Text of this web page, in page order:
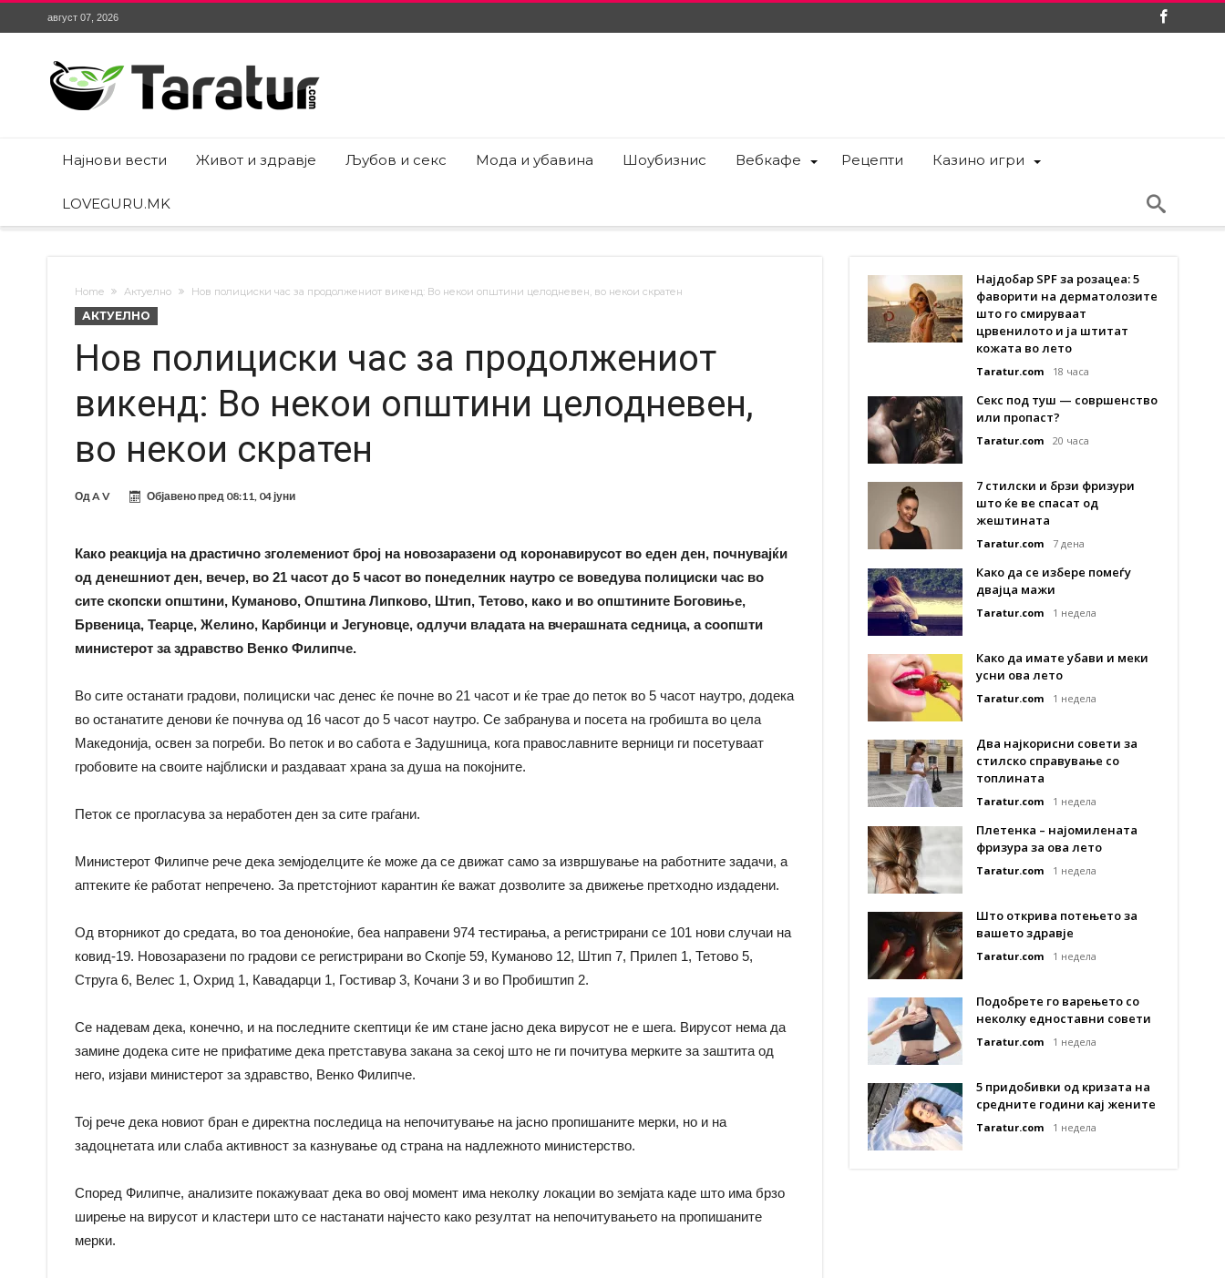
август 07, 2026
Најнови вести Живот и здравје Љубов и секс Мода и убавина Шоубизнис Вебкафе Рецепти Казино игри
LOVEGURU.MK
Home Актуелно Нов полициски час за продолжениот викенд: Во некои општини целодневен, во некои скратен
АКТУЕЛНО
Нов полициски час за продолжениот
викенд: Во некои општини целодневен,
во некои скратен
ОдA V Објавено пред 08:11, 04 јуни
Како реакција на драстично зголемениот број на новозаразени од коронавирусот во еден ден, почнувајќи
од денешниот ден, вечер, во 21 часот до 5 часот во понеделник наутро се воведува полициски час во
сите скопски општини, Куманово, Општина Липково, Штип, Тетово, како и во општините Боговиње,
Брвеница, Теарце, Желино, Карбинци и Јегуновце, одлучи владата на вчерашната седница, а соопшти
министерот за здравство Венко Филипче.
Во сите останати градови, полициски час денес ќе почне во 21 часот и ќе трае до петок во 5 часот наутро, додека
во останатите денови ќе почнува од 16 часот до 5 часот наутро. Се забранува и посета на гробишта во цела
Македонија, освен за погреби. Во петок и во сабота е Задушница, кога православните верници ги посетуваат
гробовите на своите најблиски и раздаваат храна за душа на покојните.
Петок се прогласува за неработен ден за сите граѓани.
Министерот Филипче рече дека земјоделците ќе може да се движат само за извршување на работните задачи, а
аптеките ќе работат непречено. За претстојниот карантин ќе важат дозволите за движење претходно издадени.
Од вторникот до средата, во тоа деноноќие, беа направени 974 тестирања, а регистрирани се 101 нови случаи на
ковид-19. Новозаразени по градови се регистрирани во Скопје 59, Куманово 12, Штип 7, Прилеп 1, Тетово 5,
Струга 6, Велес 1, Охрид 1, Кавадарци 1, Гостивар 3, Кочани 3 и во Пробиштип 2.
Се надевам дека, конечно, и на последните скептици ќе им стане јасно дека вирусот не е шега. Вирусот нема да
замине додека сите не прифатиме дека претставува закана за секој што не ги почитува мерките за заштита од
него, изјави министерот за здравство, Венко Филипче.
Тој рече дека новиот бран е директна последица на непочитување на јасно пропишаните мерки, но и на
задоцнетата или слаба активност за казнување од страна на надлежното министерство.
Според Филипче, анализите покажуваат дека во овој момент има неколку локации во земјата каде што има брзо
ширење на вирусот и кластери што се настанати најчесто како резултат на непочитувањето на пропишаните
мерки.
Најдобар SPF за розацеа: 5
фаворити на дерматолозите
што го смируваат
црвенилото и ја штитат
кожата во лето
Taratur.com 18 часа
Секс под туш — совршенство
или пропаст?
Taratur.com 20 часа
7 стилски и брзи фризури
што ќе ве спасат од
жештината
Taratur.com 7 дена
Како да се избере помеѓу
двајца мажи
Taratur.com 1 недела
Како да имате убави и меки
усни ова лето
Taratur.com 1 недела
Два најкорисни совети за
стилско справување со
топлината
Taratur.com 1 недела
Плетенка – најомилената
фризура за ова лето
Taratur.com 1 недела
Што открива потењето за
вашето здравје
Taratur.com 1 недела
Подобрете го варењето со
неколку едноставни совети
Taratur.com 1 недела
5 придобивки од кризата на
средните години кај жените
Taratur.com 1 недела